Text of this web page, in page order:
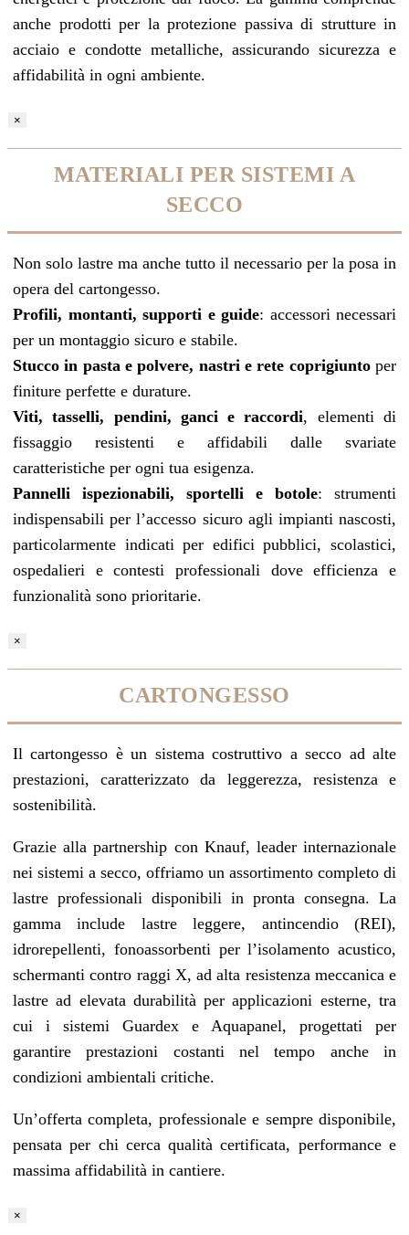
anche prodotti per la protezione passiva di strutture in
acciaio e condotte metalliche, assicurando sicurezza e
affidabilità in ogni ambiente.
×
MATERIALI PER SISTEMI A
SECCO
Non solo lastre ma anche tutto il necessario per la posa in
opera del cartongesso.
Profili, montanti, supporti e guide: accessori necessari
per un montaggio sicuro e stabile.
Stucco in pasta e polvere, nastri e rete coprigiuntoper
finiture perfette e durature.
Viti, tasselli, pendini, ganci e raccordi, elementi di
fissaggio resistenti e affidabili dalle svariate
caratteristiche per ogni tua esigenza.
Pannelli ispezionabili, sportelli e botole: strumenti
indispensabili per l’accesso sicuro agli impianti nascosti,
particolarmente indicati per edifici pubblici, scolastici,
ospedalieri e contesti professionali dove efficienza e
funzionalità sono prioritarie.
×
CARTONGESSO
Il cartongesso è un sistema costruttivo a secco ad alte
prestazioni, caratterizzato da leggerezza, resistenza e
sostenibilità.
Grazie alla partnership con Knauf, leader internazionale
nei sistemi a secco, offriamo un assortimento completo di
lastre professionali disponibili in pronta consegna. La
gamma include lastre leggere, antincendio (REI),
idrorepellenti, fonoassorbenti per l’isolamento acustico,
schermanti contro raggi X, ad alta resistenza meccanica e
lastre ad elevata durabilità per applicazioni esterne, tra
cui i sistemi Guardex e Aquapanel, progettati per
garantire prestazioni costanti nel tempo anche in
condizioni ambientali critiche.
Un’offerta completa, professionale e sempre disponibile,
pensata per chi cerca qualità certificata, performance e
massima affidabilità in cantiere.
×